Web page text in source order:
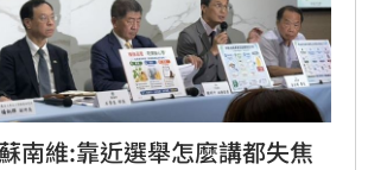
南維:靠近選舉怎麼講都失焦